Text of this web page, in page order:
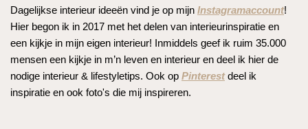
Dagelijkse interieur ideeën vind je op mijn Instagramaccount!
Hier begon ik in 2017 met het delen van interieurinspiratie en
een kijkje in mijn eigen interieur! Inmiddels geef ik ruim 35.000
mensen een kijkje in m’n leven en interieur en deel ik hier de
nodige interieur & lifestyletips. Ook op Pinterestdeel ik
inspiratie en ook foto's die mij inspireren.